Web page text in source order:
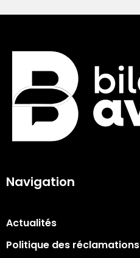
Navigation
Actualités
Politique des réclamations